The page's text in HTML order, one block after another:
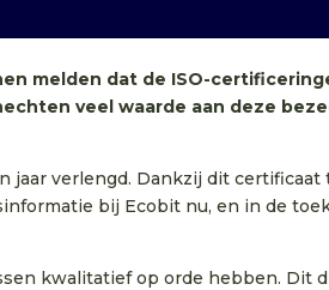
melden dat de ISO-
veel waarde aan deze
jaar verlengd. Dankzij dit certificaat
bij Ecobit nu, en in de
kwalitatief op orde hebben. Dit